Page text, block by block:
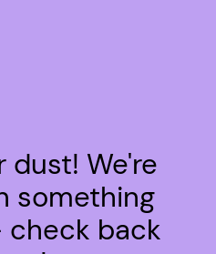
dust! We're
something
check back